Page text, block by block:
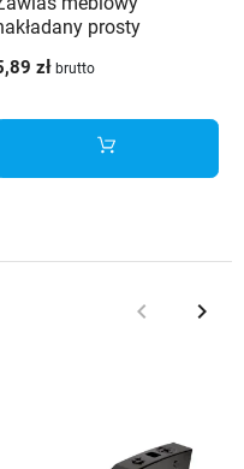
prosty
na 4 otwory - 2
złbrutto
Poprzedni
keyboard_arrow_left keyboard_arrow_right